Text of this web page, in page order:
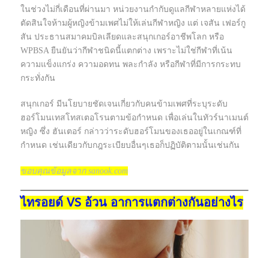
ในช่วงไม่กี่เดือนที่ผ่านมา หน่วยงานกำกับดูแลกีฬาหลายแห่งได้
ตัดสินใจห้ามผู้หญิงข้ามเพศไม่ให้เล่นกีฬาหญิง แต่ เจสัน เฟอร์กู
สัน ประธานสมาคมบิลเลียดและสนุกเกอร์อาชีพโลก หรือ
WPBSA ยืนยันว่ากีฬาชนิดนี้แตกต่าง เพราะไม่ใช่กีฬาที่เน้น
ความแข็งแกร่ง ความอดทน พละกำลัง หรือกีฬาที่มีการกระทบ
กระทั่งกัน
สนุกเกอร์ มีนโยบายชัดเจนเกี่ยวกับคนข้ามเพศที่ระบุระดับ
ฮอร์โมนเทสโทสเตอโรนตามข้อกำหนด เพื่อเล่นในทัวร์นาเมนต์
หญิง ซึ่ง ฮันเตอร์ กล่าวว่าระดับฮอร์โมนของเธออยู่ในเกณฑ์ที่
กำหนด เช่นเดียวกับกฎระเบียบอื่นๆเธอก็ปฏิบัติตามนั้นเช่นกัน
ขอบคุณข้อมูลจาก sanook.com
ไทรอยด์ VS อ้วน อาการแตกต่างกันอย่างไร